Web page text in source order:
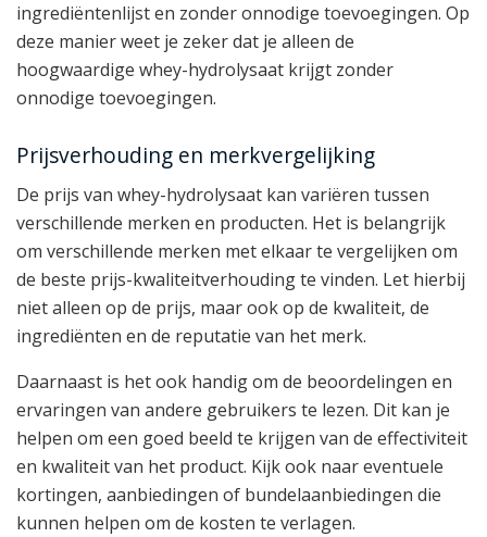
ingrediëntenlijst en zonder onnodige toevoegingen. Op
deze manier weet je zeker dat je alleen de
hoogwaardige whey-hydrolysaat krijgt zonder
onnodige toevoegingen.
Prijsverhouding en merkvergelijking
De prijs van whey-hydrolysaat kan variëren tussen
verschillende merken en producten. Het is belangrijk
om verschillende merken met elkaar te vergelijken om
de beste prijs-kwaliteitverhouding te vinden. Let hierbij
niet alleen op de prijs, maar ook op de kwaliteit, de
ingrediënten en de reputatie van het merk.
Daarnaast is het ook handig om de beoordelingen en
ervaringen van andere gebruikers te lezen. Dit kan je
helpen om een goed beeld te krijgen van de effectiviteit
en kwaliteit van het product. Kijk ook naar eventuele
kortingen, aanbiedingen of bundelaanbiedingen die
kunnen helpen om de kosten te verlagen.